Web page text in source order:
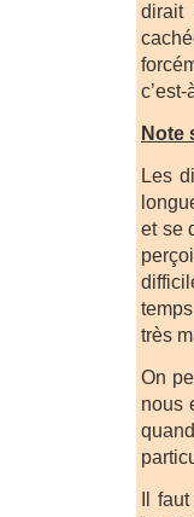
dirait
Note
Les
et se
très
On
nous
Il